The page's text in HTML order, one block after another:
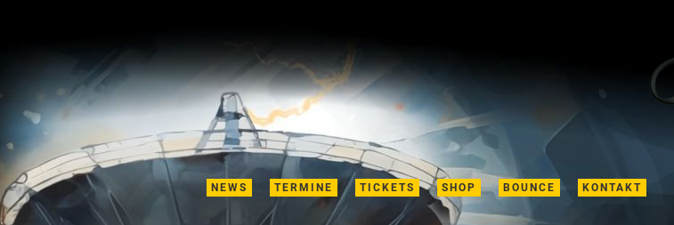
NEWS TERMINE TICKETS SHOP BOUNCE KONTAKT